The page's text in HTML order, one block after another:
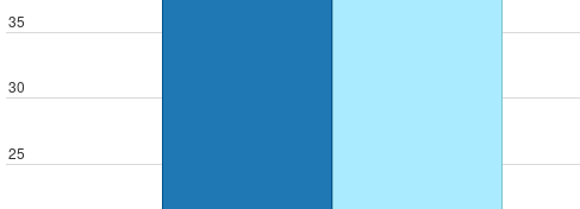
25
30
35